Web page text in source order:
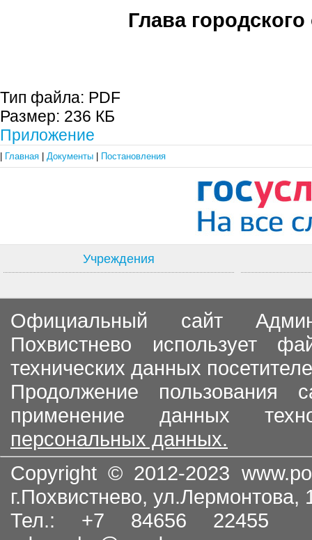
Глава городского
Тип файла: PDF
Размер: 236 КБ
Приложение
Главная Документы Постановления
Учреждения
Официальный сайт
Похвистнево использует
технических данных
Продолжение пользования
применение данных
персональных данных.
Copyright © 2012-2023
г.Похвистнево, ул.Лермонтова,
Тел.: +7 84656